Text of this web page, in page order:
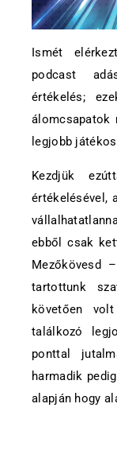
Ismét
podcast
értékelés;
álomcsapatok
legjobb
Kezdjük
értékelésével,
ebből csak
Mezőkövesd
tartottunk
követően
találkozó
ponttal
harmadik
alapján hogy